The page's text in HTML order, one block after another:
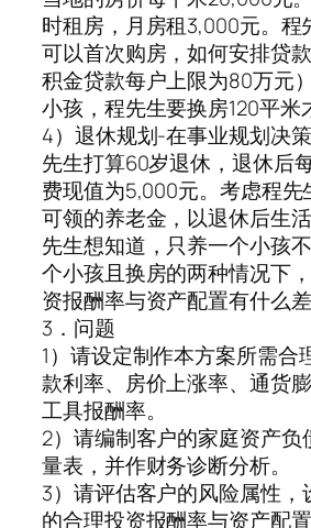
时租房，月房租3,000元。程
可以首次购房，如何安排贷
积金贷款每户上限为80万元
小孩，程先生要换房120平米
4）退休规划-在事业规划决
先生打算60岁退休，退休后
费现值为5,000元。考虑程先
可领的养老金，以退休后生
先生想知道，只养一个小孩
个小孩且换房的两种情况下
资报酬率与资产配置有什么
3．问题
1）请设定制作本方案所需合
款利率、房价上涨率、通货
工具报酬率。
2）请编制客户的家庭资产负
量表，并作财务诊断分析。
3）请评估客户的风险属性，
的合理投资报酬率与资产配置